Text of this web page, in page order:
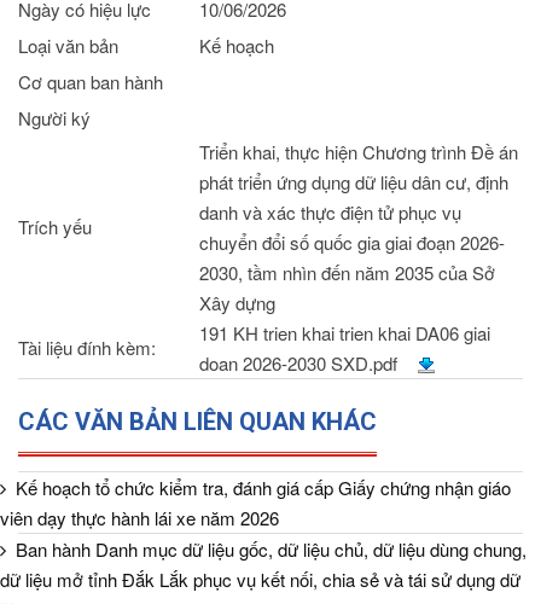
Ngày có hiệu lực
10/06/2026
Loại văn bản
Kế hoạch
Cơ quan ban hành
Người ký
Trích yếu
Triển khai, thực hiện Chương trình Đề án
phát triển ứng dụng dữ liệu dân cư, định
danh và xác thực điện tử phục vụ
chuyển đổi số quốc gia giai đoạn 2026-
2030, tầm nhìn đến năm 2035 của Sở
Xây dựng
Tài liệu đính kèm:
191 KH trien khai trien khai DA06 giai
doan 2026-2030 SXD.pdf
CÁC VĂN BẢN LIÊN QUAN KHÁC
Kế hoạch tổ chức kiểm tra, đánh giá cấp Giấy chứng nhận giáo
viên dạy thực hành lái xe năm 2026
Ban hành Danh mục dữ liệu gốc, dữ liệu chủ, dữ liệu dùng chung,
dữ liệu mở tỉnh Đắk Lắk phục vụ kết nối, chia sẻ và tái sử dụng dữ